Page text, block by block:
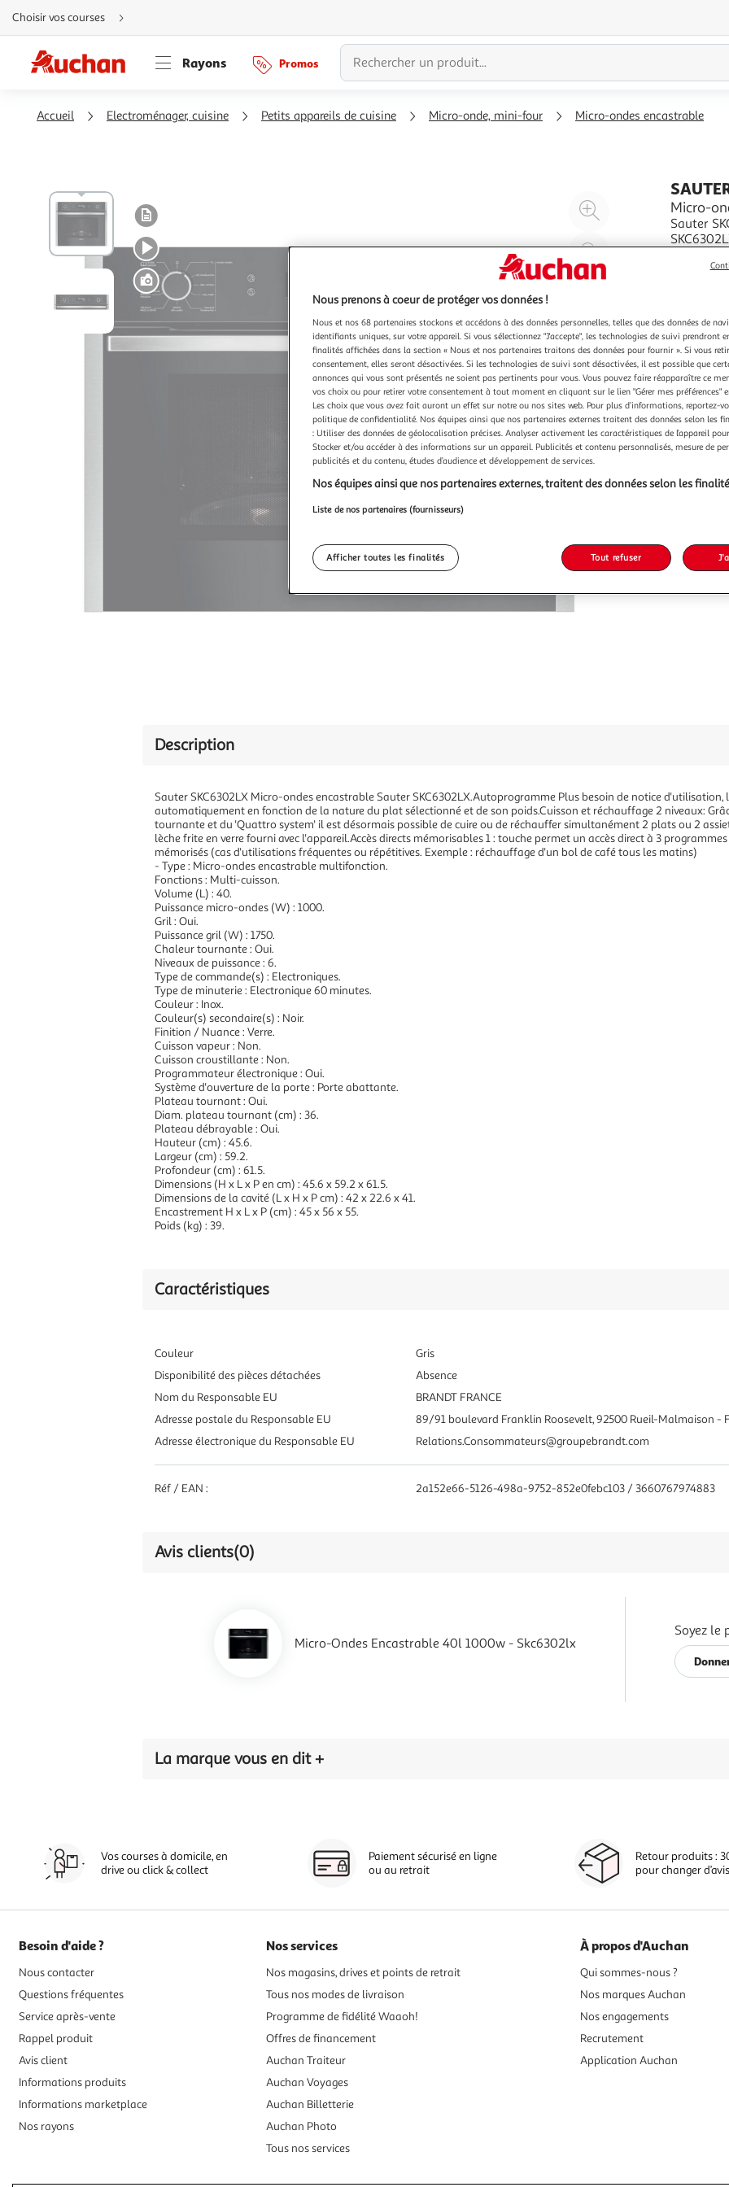
Aller
directement
au
Aller
directement
à
Aller
directement
rubrique
Choisir vos courses
Rayons Promos
Accueil Electroménager, cuisine Petits appareils de cuisine Micro-onde, mini-four Micro-ondes encastrable
Agrandir
l'illustration
à
200%
Réduire
l'illustration
%
produit
Micro-
Sauter
de la
Description
Sauter SKC6302LX Micro-ondes encastrable Sauter SKC6302LX.Autoprogramme Plus besoin de notice d'utilisation,
automatiquement en fonction de la nature du plat sélectionné et de son poids.Cuisson et réchauffage 2 niveaux:
tournante et du 'Quattro system' il est désormais possible de cuire ou de réchauffer simultanément 2 plats ou 2
lèche frite en verre fourni avec l'appareil.Accès directs mémorisables 1 : touche permet un accès direct à 3
mémorisés (cas d'utilisations fréquentes ou répétitives. Exemple : réchauffage d'un bol de café tous les matins)
- Type : Micro-ondes encastrable multifonction.
Fonctions : Multi-cuisson.
Volume (L) : 40.
Puissance micro-ondes (W) : 1000.
Gril : Oui.
Puissance gril (W) : 1750.
Chaleur tournante : Oui.
Niveaux de puissance : 6.
Type de commande(s) : Electroniques.
Type de minuterie : Electronique 60 minutes.
Couleur : Inox.
Couleur(s) secondaire(s) : Noir.
Finition / Nuance : Verre.
Cuisson vapeur : Non.
Cuisson croustillante : Non.
Programmateur électronique : Oui.
Système d'ouverture de la porte : Porte abattante.
Plateau tournant : Oui.
Diam. plateau tournant (cm) : 36.
Plateau débrayable : Oui.
Hauteur (cm) : 45.6.
Largeur (cm) : 59.2.
Profondeur (cm) : 61.5.
Dimensions (H x L x P en cm) : 45.6 x 59.2 x 61.5.
Dimensions de la cavité (L x H x P cm) : 42 x 22.6 x 41.
Encastrement H x L x P (cm) : 45 x 56 x 55.
Poids (kg) : 39.
Caractéristiques
Couleur
Gris
Disponibilité des pièces détachées
Absence
Nom du Responsable EU
BRANDT FRANCE
Adresse postale du Responsable EU
89/91 boulevard Franklin Roosevelt, 92500 Rueil-Malmaison -
Adresse électronique du Responsable EU
Relations.Consommateurs@groupebrandt.com
Réf / EAN : 2a152e66-5126-498a-9752-852e0febc103 / 3660767974883
Avis clients(0)
Micro-Ondes Encastrable 40l 1000w - Skc6302lx
Soyez le
La marque vous en dit +
Vos courses à domicile, en
drive ou click & collect
Paiement sécurisé en ligne
ou au retrait
Retour produits :
pour changer d’avis
Besoin d'aide ?
Nous contacter
Questions fréquentes
Service après-vente
Rappel produit
Avis client
Informations produits
Informations marketplace
Nos rayons
Nos services
Nos magasins, drives et points de retrait
Tous nos modes de livraison
Programme de fidélité Waaoh!
Offres de financement
Auchan Traiteur
Auchan Voyages
Auchan Billetterie
Auchan Photo
Tous nos services
À propos d'Auchan
Qui sommes-nous ?
Nos marques Auchan
Nos engagements
Recrutement
Application Auchan
Nous prenons à coeur de protéger vos données !
Nous et nos 68 partenaires stockons et accédons à des données personnelles, telles que des données de
identifiants uniques, sur votre appareil. Si vous sélectionnez "J'accepte", les technologies de suivi prendront
finalités affichées dans la section « Nous et nos partenaires traitons des données pour fournir ». Si vous
consentement, elles seront désactivées. Si les technologies de suivi sont désactivées, il est possible que
annonces qui vous sont présentés ne soient pas pertinents pour vous. Vous pouvez faire réapparaître ce
vos choix ou pour retirer votre consentement à tout moment en cliquant sur le lien "Gérer mes préférences"
Les choix que vous avez fait auront un effet sur notre ou nos sites web. Pour plus d’informations, reportez-
politique de confidentialité. Nos équipes ainsi que nos partenaires externes traitent des données selon les
: Utiliser des données de géolocalisation précises. Analyser activement les caractéristiques de l’appareil
Stocker et/ou accéder à des informations sur un appareil. Publicités et contenu personnalisés, mesure de
publicités et du contenu, études d’audience et développement de services.
Nos équipes ainsi que nos partenaires externes, traitent des données selon les
Liste de nos partenaires (fournisseurs)
Afficher toutes les finalités Tout refuser